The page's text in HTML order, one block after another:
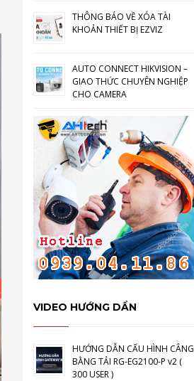
THÔNG BÁO VỀ XÓA TÀI
KHOẢN THIẾT BỊ EZVIZ
AUTO CONNECT HIKVISION –
GIAO THỨC CHUYÊN NGHIỆP
CHO CAMERA
VIDEO HƯỚNG DẨN
HƯỚNG DẪN CẤU HÌNH CÂNG
BẰNG TẢI RG-EG2100-P v2 (
300 USER )